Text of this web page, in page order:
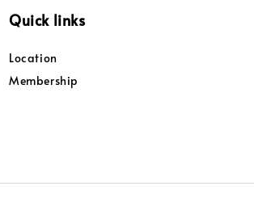
Quick links
Location
Membership